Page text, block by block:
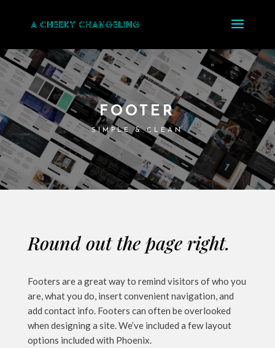
FOOTER
SIMPLE & CLEAN
Round out the page right.
Footers are a great way to remind visitors of who you
are, what you do, insert convenient navigation, and
add contact info. Footers can often be overlooked
when designing a site. We’ve included a few layout
options included with Phoenix.